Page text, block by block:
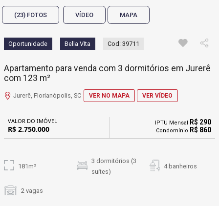
(23) FOTOS VÍDEO MAPA
Oportunidade Bella VIta Cod: 39711
Apartamento para venda com 3 dormitórios em Jurerê
com 123 m²
Jurerê, Florianópolis, SC VER NO MAPA VER VÍDEO
VALOR DO IMÓVEL
R$ 2.750.000
IPTU Mensal R$ 290
Condomínio R$ 860
181m²
3 dormitórios (3
suítes)
4 banheiros
2 vagas